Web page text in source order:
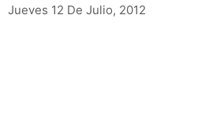
Jueves 12 De Julio, 2012